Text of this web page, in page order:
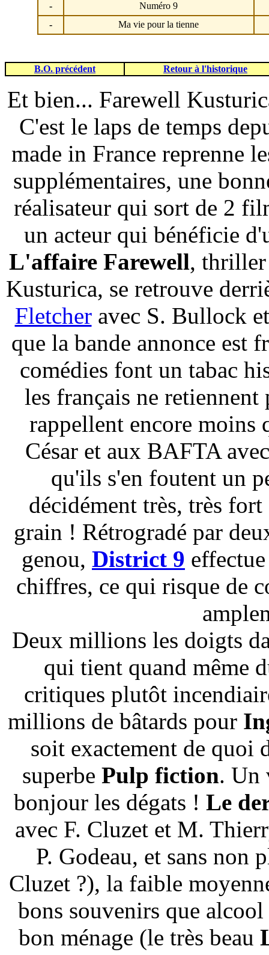
-
Numéro 9
-
Ma vie pour la tienne
B.O. précédent Retour à l'historique
Et bien... Farewell
C'est le laps de temps
made in France reprenne
supplémentaires, une
réalisateur qui sort de 2
un acteur qui bénéficie
L'affaire Farewell,
Kusturica, se retrouve
Fletcheravec S. Bullock
que la bande annonce est
comédies font un tabac
les français ne retiennent
rappellent encore moins
César et aux BAFTA
qu'ils s'en foutent un
décidément très, très
grain ! Rétrogradé par
genou, District 9
chiffres, ce qui risque de
Deux millions les doigts
qui tient quand même
critiques plutôt
millions de bâtards pour
soit exactement de quoi
superbe Pulp fiction. Un
bonjour les dégats ! Le
avec F. Cluzet et M.
P. Godeau, et sans non
Cluzet ?), la faible
bons souvenirs que
bon ménage (le très beau